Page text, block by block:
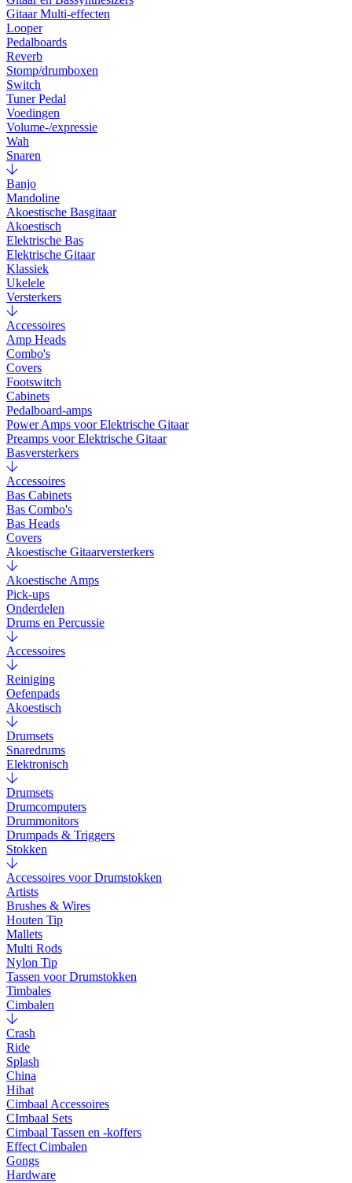
Gitaar Multi-effecten
Looper
Pedalboards
Reverb
Stomp/drumboxen
Switch
Tuner Pedal
Voedingen
Volume-/expressie
Wah
Snaren
Banjo
Mandoline
Akoestische Basgitaar
Akoestisch
Elektrische Bas
Elektrische Gitaar
Klassiek
Ukelele
Versterkers
Accessoires
Amp Heads
Combo's
Covers
Footswitch
Cabinets
Pedalboard-amps
Power Amps voor Elektrische Gitaar
Preamps voor Elektrische Gitaar
Basversterkers
Accessoires
Bas Cabinets
Bas Combo's
Bas Heads
Covers
Akoestische Gitaarversterkers
Akoestische Amps
Pick-ups
Onderdelen
Drums en Percussie
Accessoires
Reiniging
Oefenpads
Akoestisch
Drumsets
Snaredrums
Elektronisch
Drumsets
Drumcomputers
Drummonitors
Drumpads & Triggers
Stokken
Accessoires voor Drumstokken
Artists
Brushes & Wires
Houten Tip
Mallets
Multi Rods
Nylon Tip
Tassen voor Drumstokken
Timbales
Cimbalen
Crash
Ride
Splash
China
Hihat
Cimbaal Accessoires
CImbaal Sets
Cimbaal Tassen en -koffers
Effect Cimbalen
Gongs
Hardware